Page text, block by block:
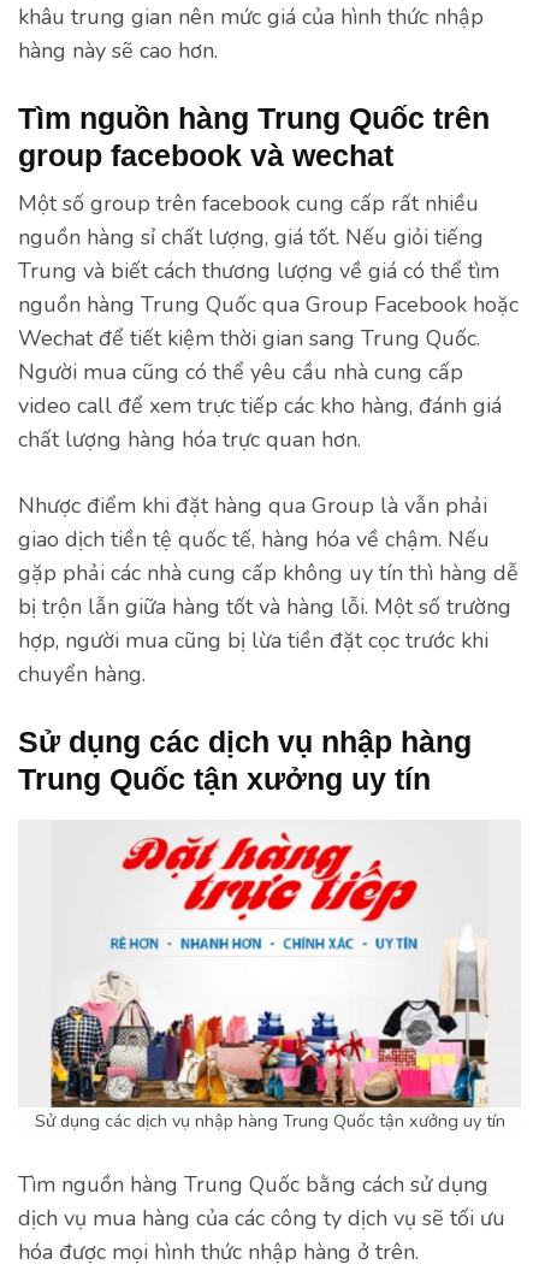
khâu trung gian nên mức giá của hình thức nhập
hàng này sẽ cao hơn.
Tìm nguồn hàng Trung Quốc trên
group facebook và wechat
Một số group trên facebook cung cấp rất nhiều
nguồn hàng sỉ chất lượng, giá tốt. Nếu giỏi tiếng
Trung và biết cách thương lượng về giá có thể tìm
nguồn hàng Trung Quốc qua Group Facebook hoặc
Wechat để tiết kiệm thời gian sang Trung Quốc.
Người mua cũng có thể yêu cầu nhà cung cấp
video call để xem trực tiếp các kho hàng, đánh giá
chất lượng hàng hóa trực quan hơn.
Nhược điểm khi đặt hàng qua Group là vẫn phải
giao dịch tiền tệ quốc tế, hàng hóa về chậm. Nếu
gặp phải các nhà cung cấp không uy tín thì hàng dễ
bị trộn lẫn giữa hàng tốt và hàng lỗi. Một số trường
hợp, người mua cũng bị lừa tiền đặt cọc trước khi
chuyển hàng.
Sử dụng các dịch vụ nhập hàng
Trung Quốc tận xưởng uy tín
Sử dụng các dịch vụ nhập hàng Trung Quốc tận xưởng uy tín
Tìm nguồn hàng Trung Quốc bằng cách sử dụng
dịch vụ mua hàng của các công ty dịch vụ sẽ tối ưu
hóa được mọi hình thức nhập hàng ở trên.